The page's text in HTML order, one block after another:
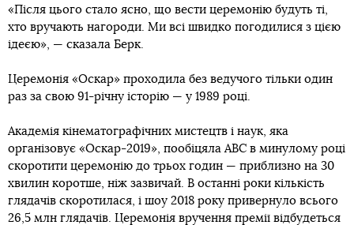
«Після цього стало ясно, що вести церемонію будуть ті,
хто вручають нагороди. Ми всі швидко погодилися з цією
ідеєю», — сказала Берк.
Церемонія «Оскар» проходила без ведучого тільки один
раз за свою 91-річну історію — у 1989 році.
Академія кінематографічних мистецтв і наук, яка
організовує «Оскар-2019», пообіцяла ABC в минулому році
скоротити церемонію до трьох годин — приблизно на 30
хвилин коротше, ніж зазвичай. В останні роки кількість
глядачів скоротилася, і шоу 2018 року привернуло всього
26,5 млн глядачів. Церемонія вручення премії відбудеться